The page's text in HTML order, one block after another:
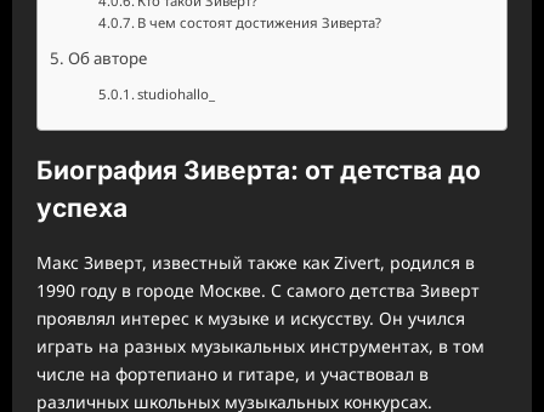
В чем состоят достижения Зиверта?
Об авторе
studiohallo_
Биография Зиверта: от детства до
успеха
Макс Зиверт, известный также как Zivert, родился в
1990 году в городе Москве. С самого детства Зиверт
проявлял интерес к музыке и искусству. Он учился
играть на разных музыкальных инструментах, в том
числе на фортепиано и гитаре, и участвовал в
различных школьных музыкальных конкурсах.